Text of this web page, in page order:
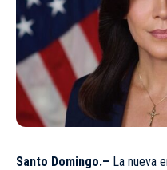
Santo Domingo.– La nueva